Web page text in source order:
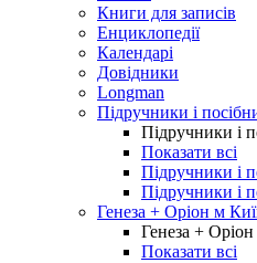
Книги для записів
Енциклопедії
Календарі
Довідники
Longman
Підручники і
Підручники і
Показати всі
Підручники і
Підручники і
Генеза + Оріон м
Генеза +
Показати всі